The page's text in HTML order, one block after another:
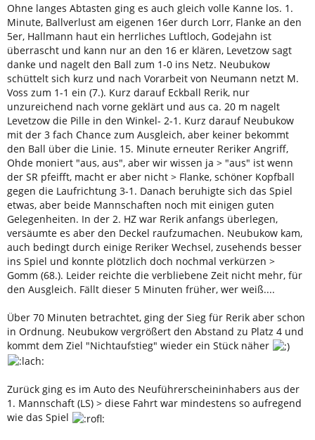
Ohne langes Abtasten ging es auch gleich volle Kanne los. 1.
Minute, Ballverlust am eigenen 16er durch Lorr, Flanke an den
5er, Hallmann haut ein herrliches Luftloch, Godejahn ist
überrascht und kann nur an den 16 er klären, Levetzow sagt
danke und nagelt den Ball zum 1-0 ins Netz. Neubukow
schüttelt sich kurz und nach Vorarbeit von Neumann netzt M.
Voss zum 1-1 ein (7.). Kurz darauf Eckball Rerik, nur
unzureichend nach vorne geklärt und aus ca. 20 m nagelt
Levetzow die Pille in den Winkel- 2-1. Kurz darauf Neubukow
mit der 3 fach Chance zum Ausgleich, aber keiner bekommt
den Ball über die Linie. 15. Minute erneuter Reriker Angriff,
Ohde moniert "aus, aus", aber wir wissen ja > "aus" ist wenn
der SR pfeifft, macht er aber nicht > Flanke, schöner Kopfball
gegen die Laufrichtung 3-1. Danach beruhigte sich das Spiel
etwas, aber beide Mannschaften noch mit einigen guten
Gelegenheiten. In der 2. HZ war Rerik anfangs überlegen,
versäumte es aber den Deckel raufzumachen. Neubukow kam,
auch bedingt durch einige Reriker Wechsel, zusehends besser
ins Spiel und konnte plötzlich doch nochmal verkürzen >
Gomm (68.). Leider reichte die verbliebene Zeit nicht mehr, für
den Ausgleich. Fällt dieser 5 Minuten früher, wer weiß....
Über 70 Minuten betrachtet, ging der Sieg für Rerik aber schon
in Ordnung. Neubukow vergrößert den Abstand zu Platz 4 und
kommt dem Ziel "Nichtaufstieg" wieder ein Stück näher
Zurück ging es im Auto des Neuführerscheininhabers aus der
1. Mannschaft (LS) > diese Fahrt war mindestens so aufregend
wie das Spiel